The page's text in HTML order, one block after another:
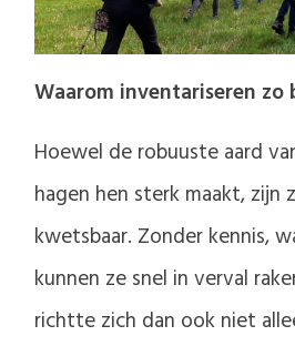
Waarom inventariseren zo
Hoewel de robuuste aard
hagen hen sterk maakt, zijn
kwetsbaar. Zonder kennis,
kunnen ze snel in verval
richtte zich dan ook niet